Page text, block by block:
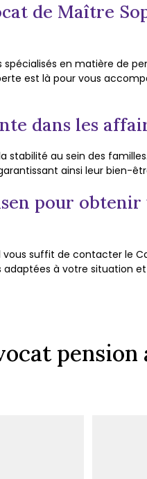
de Maître
en matière de
est là pour vous
dans les
au sein des
ainsi leur bien-
pour
suffit de contacter le
à votre situation